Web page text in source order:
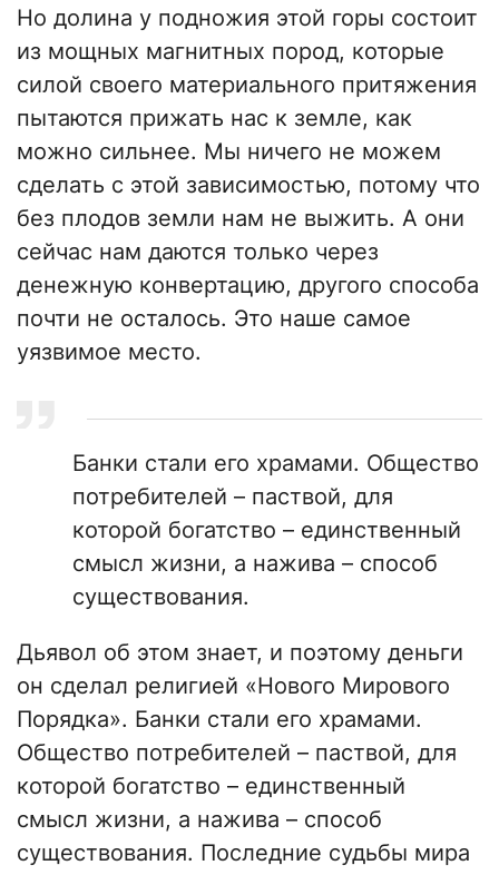
Но долина у подножия этой горы состоит
из мощных магнитных пород, которые
силой своего материального притяжения
пытаются прижать нас к земле, как
можно сильнее. Мы ничего не можем
сделать с этой зависимостью, потому что
без плодов земли нам не выжить. А они
сейчас нам даются только через
денежную конвертацию, другого способа
почти не осталось. Это наше самое
уязвимое место.
Банки стали его храмами. Общество
потребителей – паствой, для
которой богатство – единственный
смысл жизни, а нажива – способ
существования.
Дьявол об этом знает, и поэтому деньги
он сделал религией «Нового Мирового
Порядка». Банки стали его храмами.
Общество потребителей – паствой, для
которой богатство – единственный
смысл жизни, а нажива – способ
существования. Последние судьбы мира